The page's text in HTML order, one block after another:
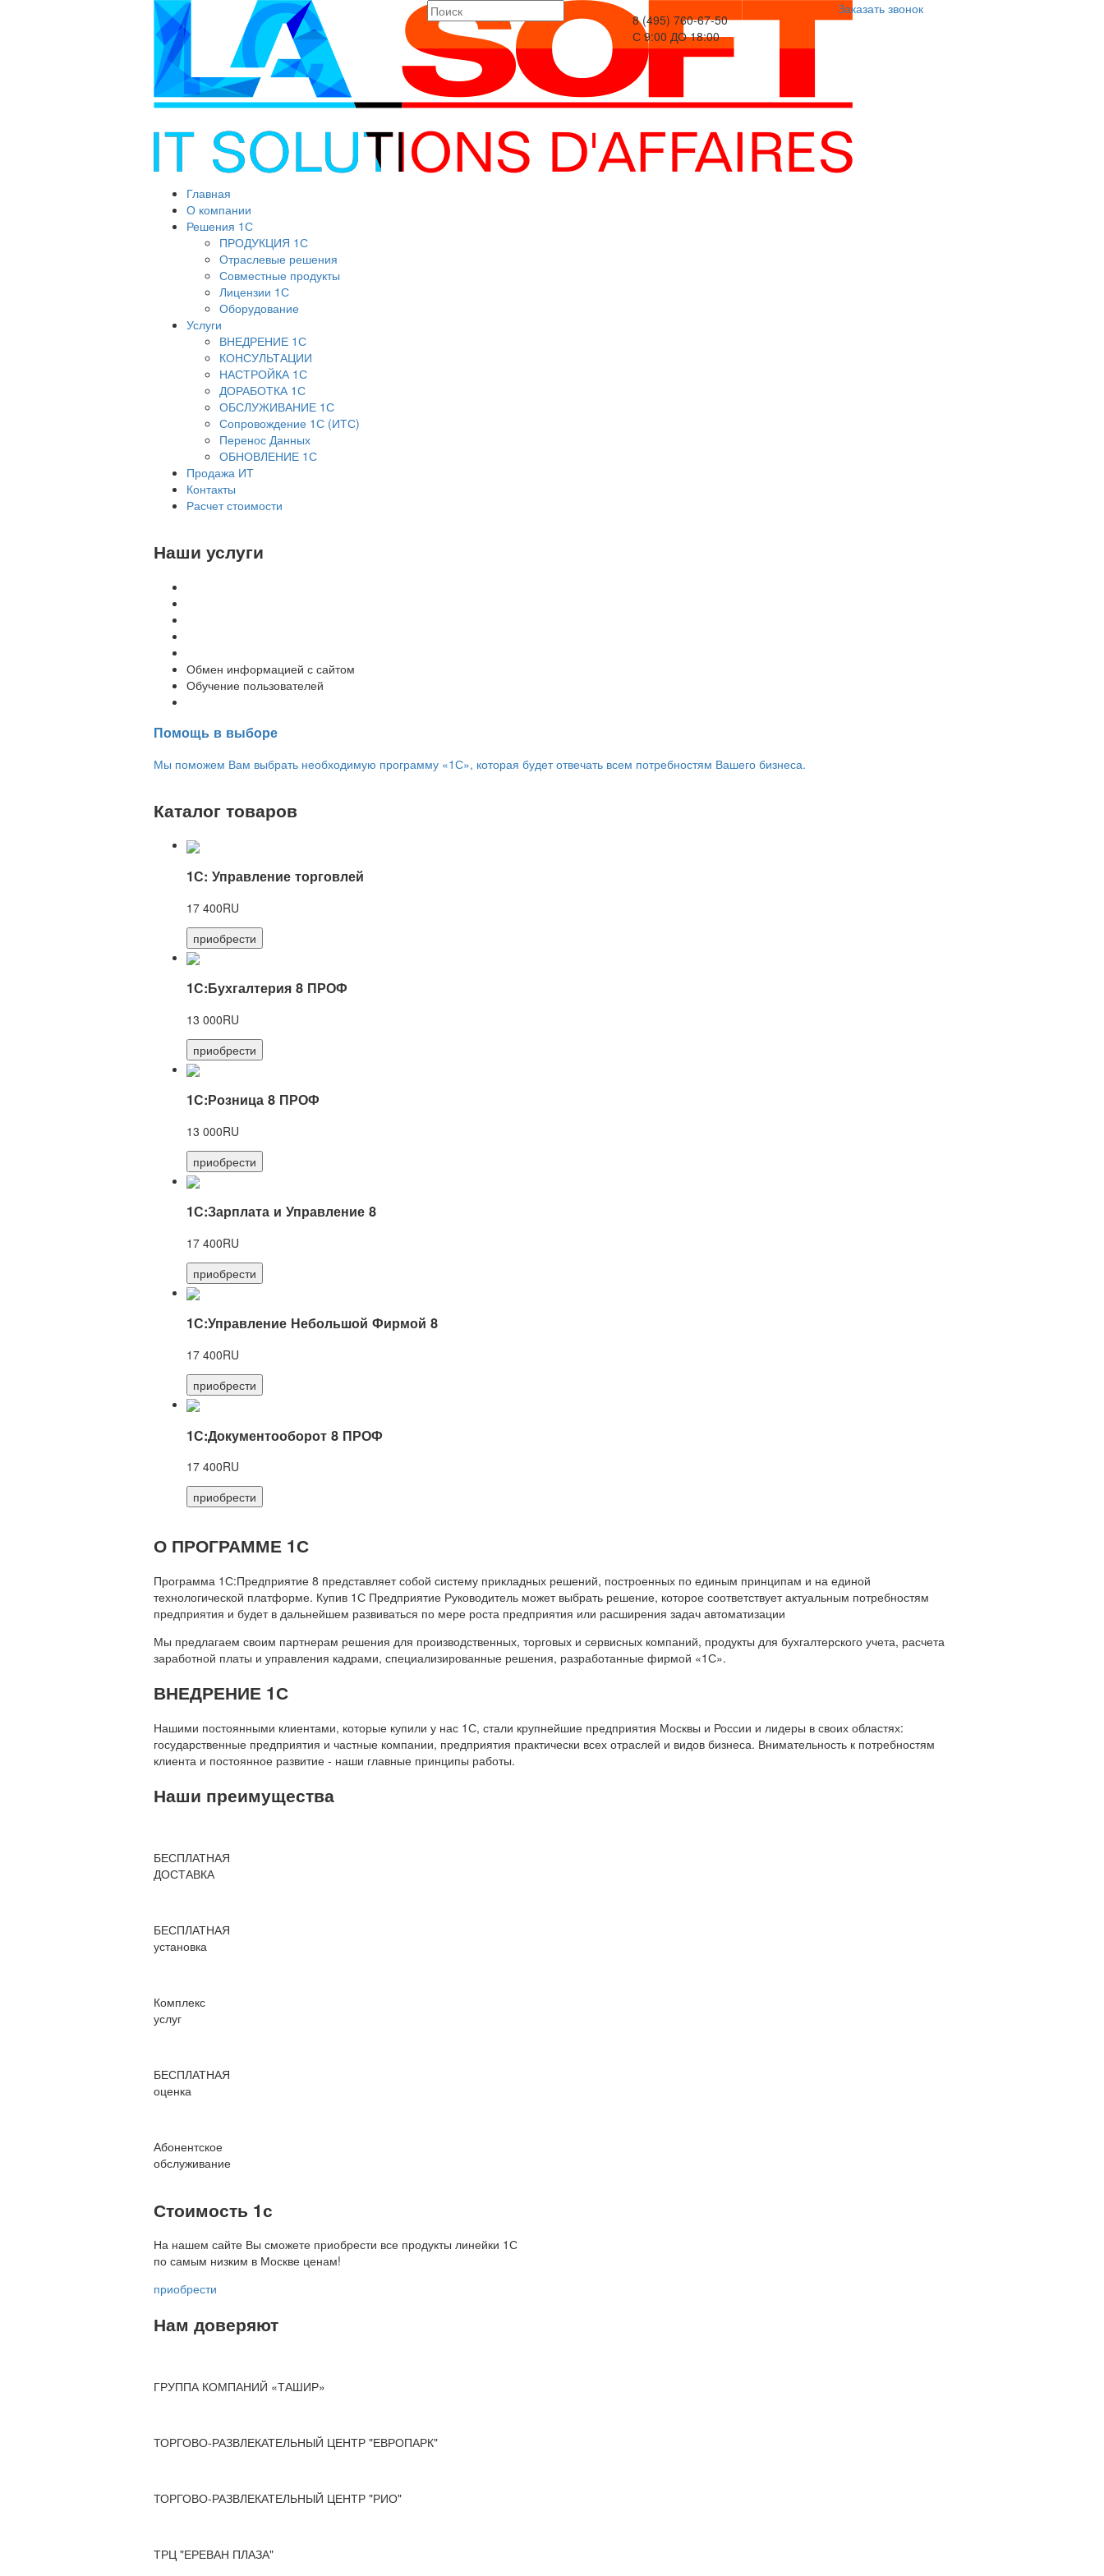
8 (495) 760-67-50
С 9:00 ДО 18:00
Заказать звонок
Главная
О компании
Решения 1С
ПРОДУКЦИЯ 1С
Отраслевые решения
Совместные продукты
Лицензии 1С
Оборудование
Услуги
ВНЕДРЕНИЕ 1С
КОНСУЛЬТАЦИИ
НАСТРОЙКА 1С
ДОРАБОТКА 1С
ОБСЛУЖИВАНИЕ 1С
Сопровождение 1С (ИТС)
Перенос Данных
ОБНОВЛЕНИЕ 1С
Продажа ИТ
Контакты
Расчет стоимости
Наши услуги
Обмен информацией с сайтом
Обучение пользователей
Помощь в выборе
Мы поможем Вам выбрать необходимую программу «1С», которая будет отвечать всем потребностям Вашего бизнеса.
Каталог товаров
1С: Управление торговлей
17 400RU
приобрести
1С:Бухгалтерия 8 ПРОФ
13 000RU
приобрести
1С:Розница 8 ПРОФ
13 000RU
приобрести
1С:Зарплата и Управление 8
17 400RU
приобрести
1С:Управление Небольшой Фирмой 8
17 400RU
приобрести
1С:Документооборот 8 ПРОФ
17 400RU
приобрести
О ПРОГРАММЕ 1С
Программа 1С:Предприятие 8 представляет собой систему прикладных решений, построенных по единым принципам и на единой
технологической платформе. Купив 1С Предприятие Руководитель может выбрать решение, которое соответствует актуальным потребностям
предприятия и будет в дальнейшем развиваться по мере роста предприятия или расширения задач автоматизации
Мы предлагаем своим партнерам решения для производственных, торговых и сервисных компаний, продукты для бухгалтерского учета, расчета
заработной платы и управления кадрами, специализированные решения, разработанные фирмой «1С».
ВНЕДРЕНИЕ 1С
Нашими постоянными клиентами, которые купили у нас 1С, стали крупнейшие предприятия Москвы и России и лидеры в своих областях:
государственные предприятия и частные компании, предприятия практически всех отраслей и видов бизнеса. Внимательность к потребностям
клиента и постоянное развитие - наши главные принципы работы.
Наши преимущества
БЕСПЛАТНАЯ
ДОСТАВКА
БЕСПЛАТНАЯ
установка
Комплекс
услуг
БЕСПЛАТНАЯ
оценка
Абонентское
обслуживание
Стоимость 1с
На нашем сайте Вы сможете приобрести все продукты линейки 1С
по самым низким в Москве ценам!
приобрести
Нам доверяют
ГРУППА КОМПАНИЙ «ТАШИР»
ТОРГОВО-РАЗВЛЕКАТЕЛЬНЫЙ ЦЕНТР "ЕВРОПАРК"
ТОРГОВО-РАЗВЛЕКАТЕЛЬНЫЙ ЦЕНТР "РИО"
ТРЦ "ЕРЕВАН ПЛАЗА"